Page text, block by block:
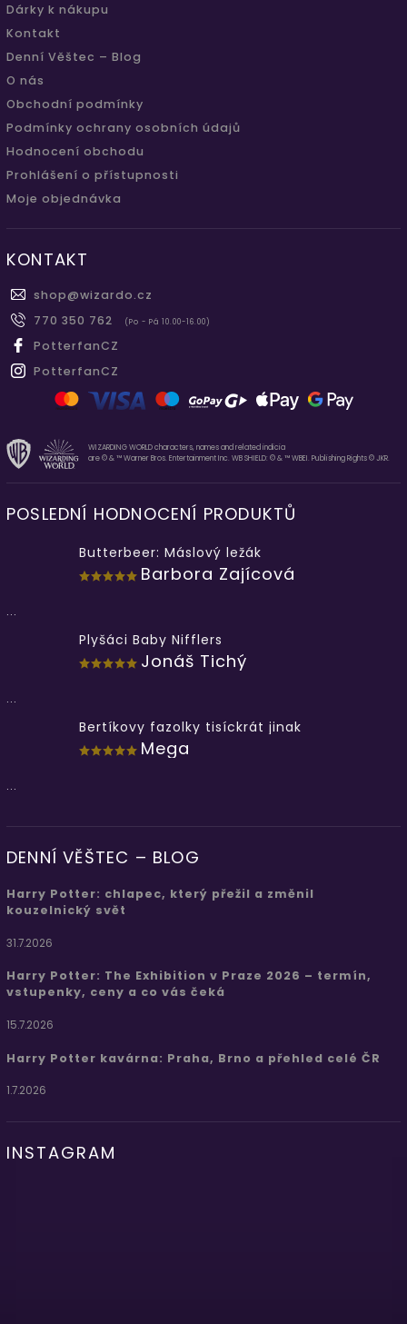
Dárky k nákupu
Kontakt
Denní Věštec – Blog
O nás
Obchodní podmínky
Podmínky ochrany osobních údajů
Hodnocení obchodu
Prohlášení o přístupnosti
Moje objednávka
KONTAKT
shop@wizardo.cz
770 350 762
(Po - Pá 10.00-16.00)
PotterfanCZ
PotterfanCZ
WIZARDING WORLD characters, names and related indicia
are © & ™ Warner Bros. Entertainment Inc. WB SHIELD: © & ™ WBEI. Publishing Rights © JKR.
POSLEDNÍ HODNOCENÍ PRODUKTŮ
Butterbeer: Máslový ležák
Barbora Zajícová
...
Plyšáci Baby Nifflers
Jonáš Tichý
...
Bertíkovy fazolky tisíckrát jinak
Mega
...
DENNÍ VĚŠTEC – BLOG
Harry Potter: chlapec, který přežil a změnil
kouzelnický svět
31.7.2026
Harry Potter: The Exhibition v Praze 2026 – termín,
vstupenky, ceny a co vás čeká
15.7.2026
Harry Potter kavárna: Praha, Brno a přehled celé ČR
1.7.2026
INSTAGRAM